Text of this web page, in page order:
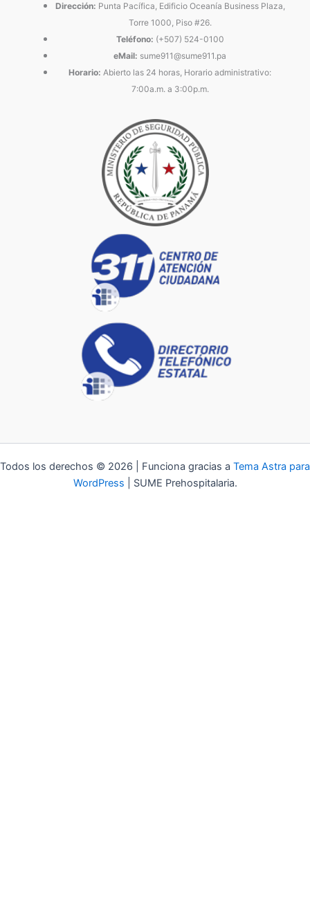
Dirección: Punta Pacífica, Edificio Oceanía Business Plaza,
Torre 1000, Piso #26.
Teléfono: (+507) 524-0100
eMail: sume911@sume911.pa
Horario: Abierto las 24 horas, Horario administrativo:
7:00a.m. a 3:00p.m.
Todos los derechos © 2026 | Funciona gracias a Tema Astra para
WordPress | SUME Prehospitalaria.